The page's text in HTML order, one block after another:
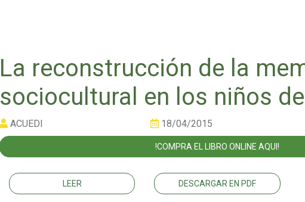
La reconstrucción de la
sociocultural en los niños
ACUEDI 18/04/2015
!COMPRA EL LIBRO ONLINE AQUI!
LEER DESCARGAR EN PDF